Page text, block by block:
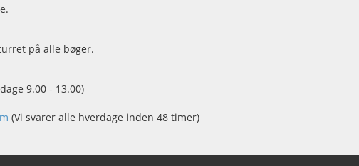
på alle bøger.
9.00 - 13.00)
(Vi svarer alle hverdage inden 48 timer)